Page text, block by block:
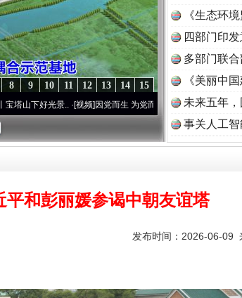
15
14
13
12
11
10
9
8
景..·[视频]因党而生 为党而战——百年“纪”事⑧加强纪律..·[视频]
《生态环
读
四部门印
多部门联
《美丽中
未来五年
事关人工
平和彭丽媛参谒中朝友谊塔
发布时间：2026-06-09